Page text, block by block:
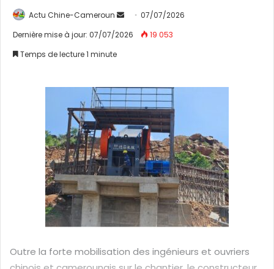
Actu Chine-Cameroun
n
e
r
u
n
c
o
u
r
r
i
l
07/07/2026
Dernière mise à jour: 07/07/2026
19 053
Temps de lecture 1 minute
Outre la forte mobilisation des ingénieurs et ouvriers